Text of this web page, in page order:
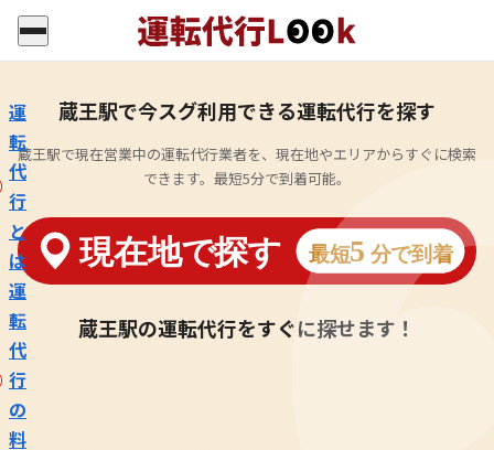
運
転
代
行
と
は
運
転
代
行
の
料
蔵王駅で今スグ利用できる運転代行を探す
蔵王駅で現在営業中の運転代行業者を、現在地やエリアからすぐに検索
できます。最短5分で到着可能。
蔵王駅の運転代行をすぐに探せます！